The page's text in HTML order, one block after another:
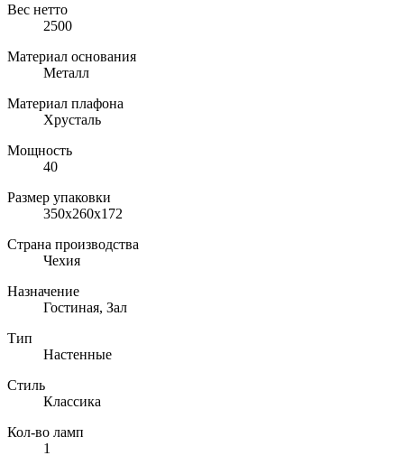
Вес нетто
2500
Материал основания
Металл
Материал плафона
Хрусталь
Мощность
40
Размер упаковки
350x260x172
Страна производства
Чехия
Назначение
Гостиная, Зал
Тип
Настенные
Стиль
Классика
Кол-во ламп
1